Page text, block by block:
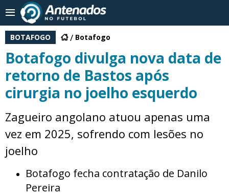
BOTAFOGO Botafogo
Botafogo divulga nova data de
retorno de Bastos após
cirurgia no joelho esquerdo
Zagueiro angolano atuou apenas uma
vez em 2025, sofrendo com lesões no
joelho
Botafogo fecha contratação de Danilo
Pereira